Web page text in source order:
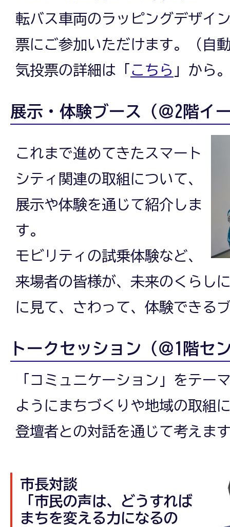
転バス車両のラッピングデザイ
票にご参加いただけます。（自
気投票の詳細は「
こちら 」から
展示・体験ブース（＠2階イ
これまで進めてきたスマート
シティ関連の取組について、
展示や体験を通じて紹介しま
す。
モビリティの試乗体験など、
来場者の皆様が、未来のくらし
に見て、さわって、体験できる
トークセッション（＠1階セ
「コミュニケーション」をテー
ようにまちづくりや地域の取組
登壇者との対話を通じて考えま
市長対談
「市民の声は、どうすれば
まちを変える力になるの